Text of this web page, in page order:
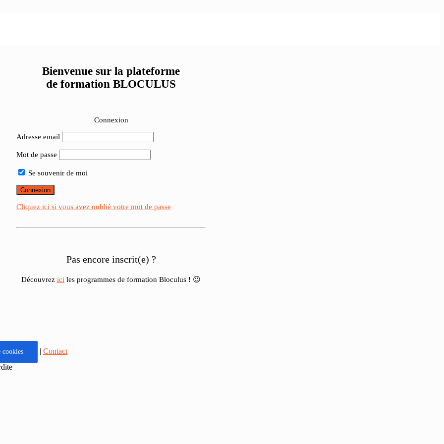
Bienvenue sur la plateforme
de formation BLOCULUS
Connexion
Adresse email
Mot de passe
Se souvenir de moi
Cliquez ici si vous avez oublié votre mot de passe
Pas encore inscrit(e) ?
Découvrez ici les programmes de formation Bloculus ! 😉
cookies | Contact